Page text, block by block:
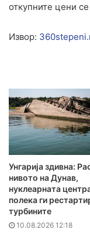
откупните цени
Извор:
Унгарија здивна:
нивото на Дунав,
нуклеарната
полека ги
турбините
10.08.2026 12:18